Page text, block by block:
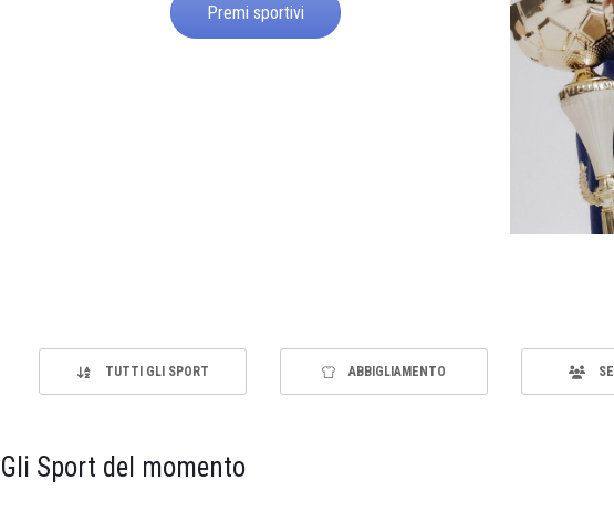
Premi sportivi
TUTTI GLI SPORT ABBIGLIAMENTO
Gli Sport del momento